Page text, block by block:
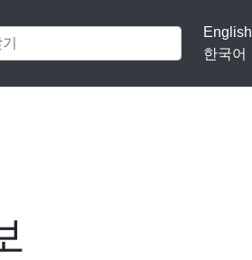
English
한국어